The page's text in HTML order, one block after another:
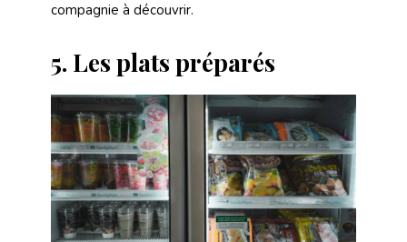
compagnie à découvrir.
5. Les plats préparés